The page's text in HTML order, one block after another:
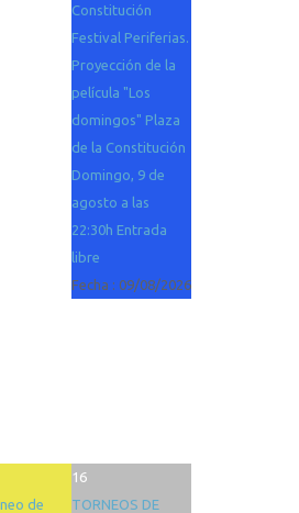
Constitución
Festival Periferias.
Proyección de la
película "Los
domingos" Plaza
de la Constitución
Domingo, 9 de
agosto a las
22:30h Entrada
libre
Fecha : 09/08/2026
de
16
TORNEOS DE